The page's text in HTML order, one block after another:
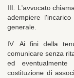
III. L'avvocato
adempiere
generale.
IV. Ai fini della
comunicare senza
ed
costituzione di